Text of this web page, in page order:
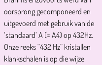
oorsprong gecomponeerd en
uitgevoerd met gebruik van de
‘standaard’ A (= A4) op 432Hz.
Onze reeks “432 Hz” kristallen
klankschalen is op die wijze